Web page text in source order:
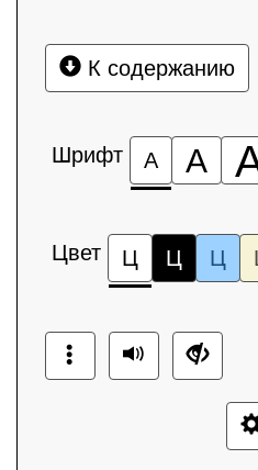
К содержанию
Шрифт А А
Цвет Ц Ц Ц